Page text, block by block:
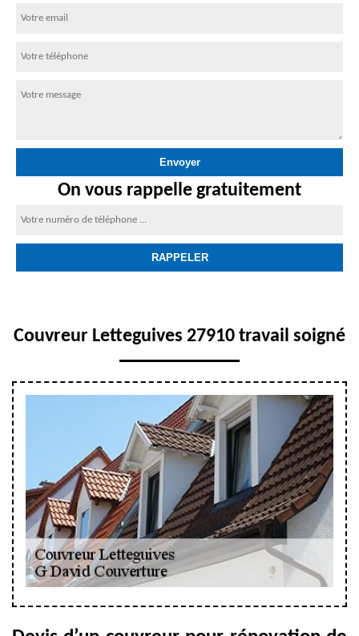
On vous rappelle gratuitement
Couvreur Letteguives 27910 travail soigné